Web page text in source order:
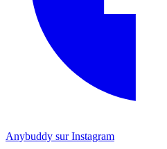
Anybuddy sur Instagram